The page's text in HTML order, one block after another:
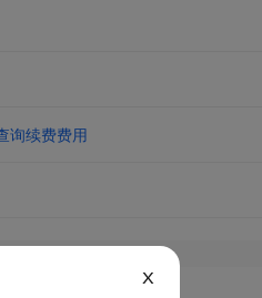
询续费费用
X